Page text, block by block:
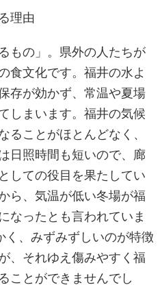
理由
もの」。県外の人たちが
食文化です。福井の水よ
存が効かず、常温や夏場
しまいます。福井の気候
ることがほとんどなく、
日照時間も短いので、廊
しての役目を果たしてい
ら、気温が低い冬場が福
なったとも言われていま
く、みずみずしいのが特徴
、それゆえ傷みやすく福
ことができませんでし